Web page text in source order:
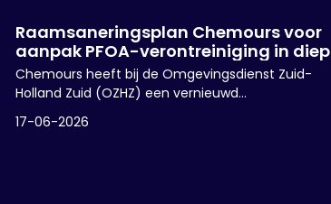
Raamsaneringsplan Chemours voor
aanpak PFOA-verontreiniging in diep
grondwater
Chemours heeft bij de Omgevingsdienst Zuid-
Holland Zuid (OZHZ) een vernieuwd
raamsaneringsplan ingediend voor de aanpak van
de historische PFOA-verontreiniging in het diepe
17-06-2026